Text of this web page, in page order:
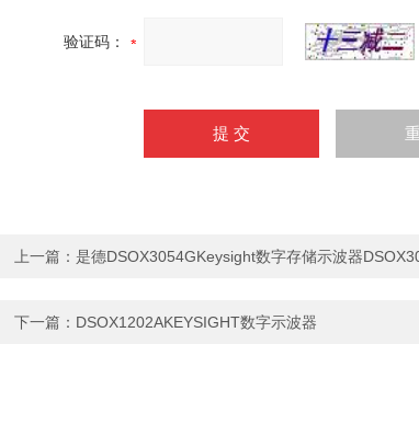
验证码：
上一篇： 是德DSOX3054GKeysight数字存储示波器
下一篇： DSOX1202AKEYSIGHT数字示波器